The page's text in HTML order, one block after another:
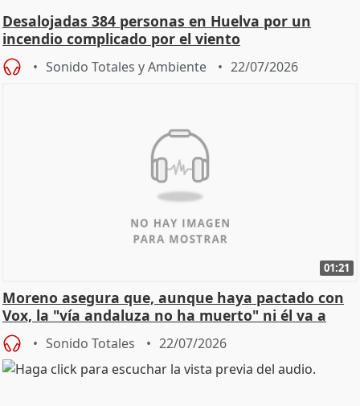
Desalojadas 384 personas en Huelva por un
incendio complicado por el viento
Sonido Totales y Ambiente 22/07/2026
01:21
Moreno asegura que, aunque haya pactado con
Vox, la "vía andaluza no ha muerto" ni él va a
"cambiar"
Sonido Totales 22/07/2026